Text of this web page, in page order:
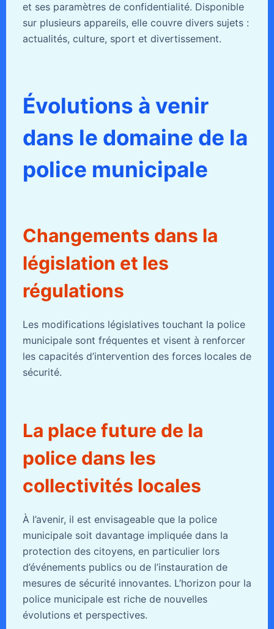
et ses paramètres de confidentialité. Disponible
sur plusieurs appareils, elle couvre divers sujets :
actualités, culture, sport et divertissement.
Évolutions à venir
dans le domaine de la
police municipale
Changements dans la
législation et les
régulations
Les modifications législatives touchant la police
municipale sont fréquentes et visent à renforcer
les capacités d’intervention des forces locales de
sécurité.
La place future de la
police dans les
collectivités locales
À l’avenir, il est envisageable que la police
municipale soit davantage impliquée dans la
protection des citoyens, en particulier lors
d’événements publics ou de l’instauration de
mesures de sécurité innovantes. L’horizon pour la
police municipale est riche de nouvelles
évolutions et perspectives.